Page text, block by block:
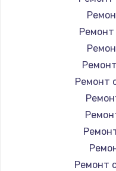
Ремонт
Ремонт
Ремонт